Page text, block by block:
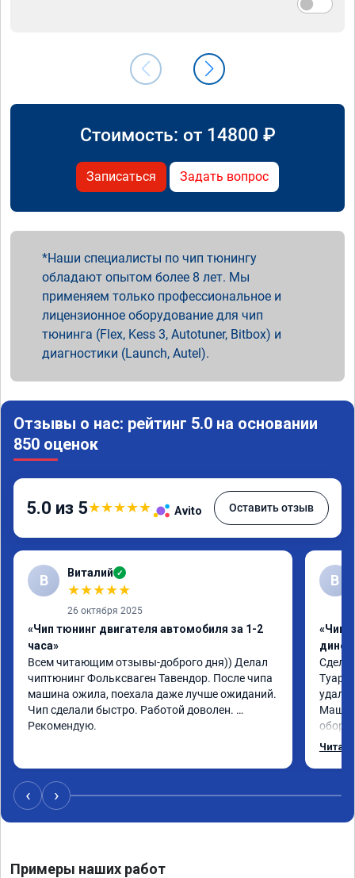
Стоимость: от 14800 ₽
Записаться Задать вопрос
Наши специалисты по чип тюнингу
обладают опытом более 8 лет. Мы
применяем только профессиональное и
лицензионное оборудование для чип
тюнинга (Flex, Kess 3, Autotuner, Bitbox) и
диагностики (Launch, Autel).
Отзывы о нас: рейтинг 5.0 на основании
850 оценок
5.0 из 5★★★★★ Avito Оставить отзыв
В Виталий ✓
★★★★★
26 октября 2025
«Чип тюнинг двигателя автомобиля за 1-2
часа»
Всем читающим отзывы-доброго дня)) Делал
чиптюнинг Фольксваген Тавендор. После чипа
машина ожила, поехала даже лучше ожиданий.
Чип сделали быстро. Работой доволен.
Рекомендую.
В
«Чип
‹ ›
Примеры наших работ